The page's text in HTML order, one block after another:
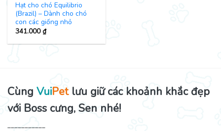
Hạt cho chó Equilibrio
(Brazil) – Dành cho chó
con các giống nhỏ
341.000₫
Cùng VuiPetlưu giữ các khoảnh khắc đẹp
với Boss cưng, Sen nhé!
___________